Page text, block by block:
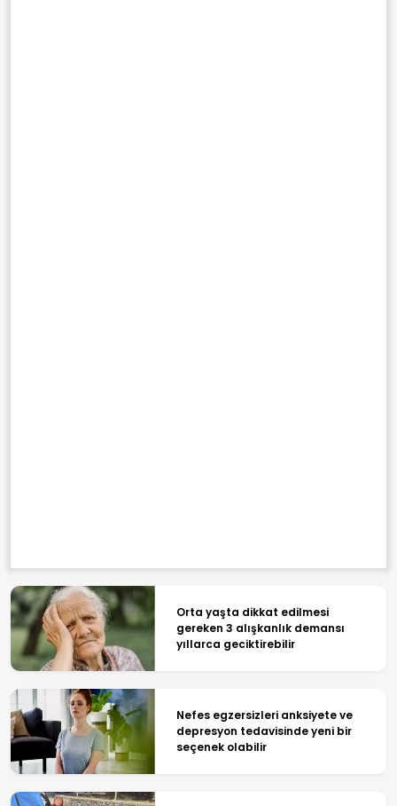
Orta yaşta dikkat edilmesi
gereken 3 alışkanlık demansı
yıllarca geciktirebilir
Nefes egzersizleri anksiyete ve
depresyon tedavisinde yeni bir
seçenek olabilir